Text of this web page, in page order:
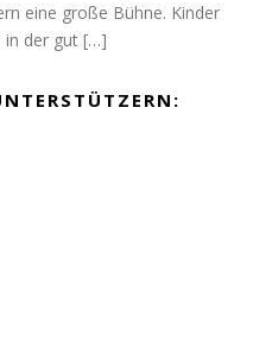
eine große Bühne. Kinder
in der gut […]